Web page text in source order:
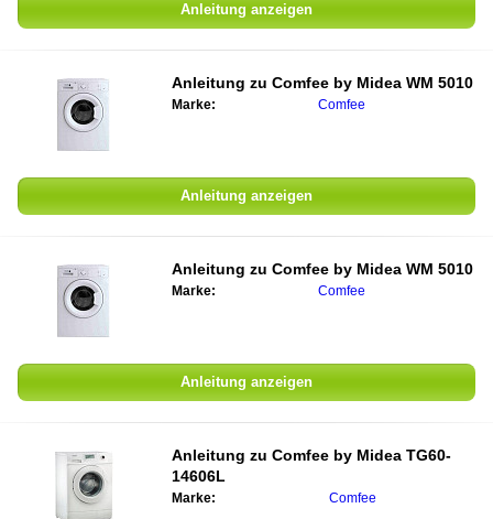
Anleitung anzeigen
Anleitung zu Comfee by Midea WM 5010
Marke: Comfee
Anleitung anzeigen
Anleitung zu Comfee by Midea WM 5010
Marke: Comfee
Anleitung anzeigen
Anleitung zu Comfee by Midea TG60-
14606L
Marke: Comfee